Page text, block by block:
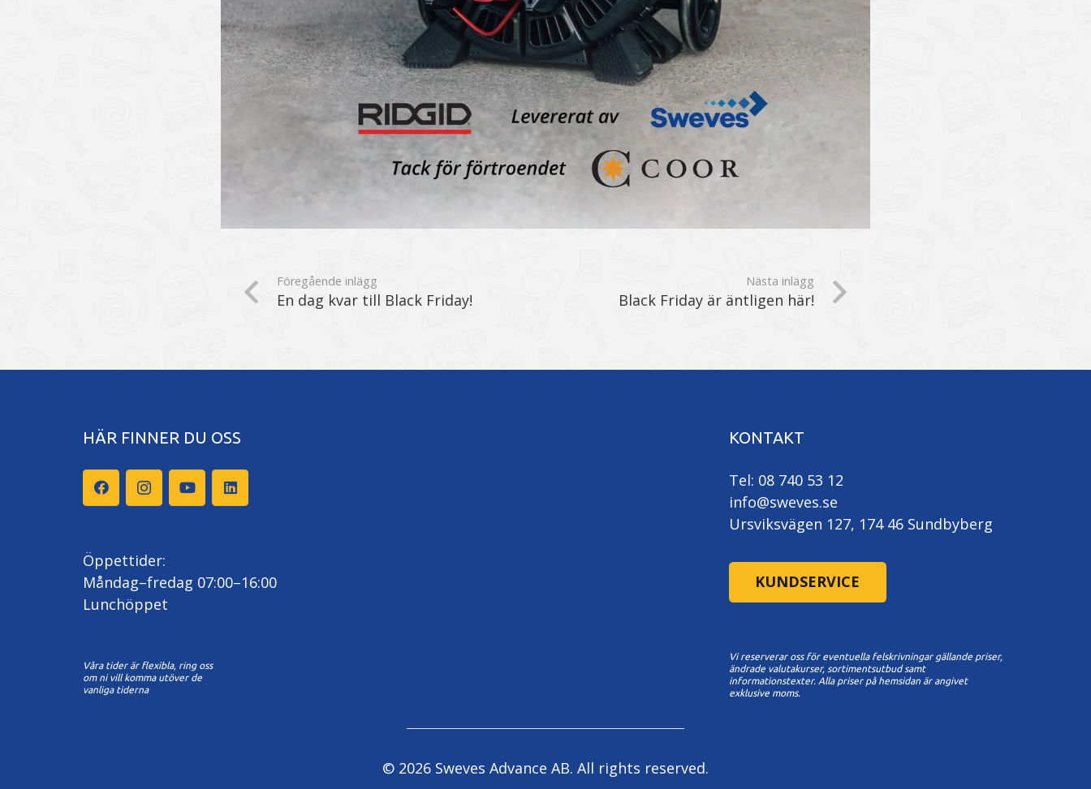
Föregående inlägg
En dag kvar till Black Friday!
Nästa inlägg
Black Friday är äntligen här!
HÄR FINNER DU OSS
Öppettider:
Måndag–fredag 07:00–16:00
Lunchöppet
Våra tider är flexibla, ring oss
om ni vill komma utöver de
vanliga tiderna
KONTAKT
Tel: 08 740 53 12
info@sweves.se
Ursviksvägen 127, 174 46 Sundbyberg
KUNDSERVICE
Vi reserverar oss för eventuella felskrivningar gällande priser,
ändrade valutakurser, sortimentsutbud samt
informationstexter. Alla priser på hemsidan är angivet
exklusive moms.
© 2026 Sweves Advance AB. All rights reserved.